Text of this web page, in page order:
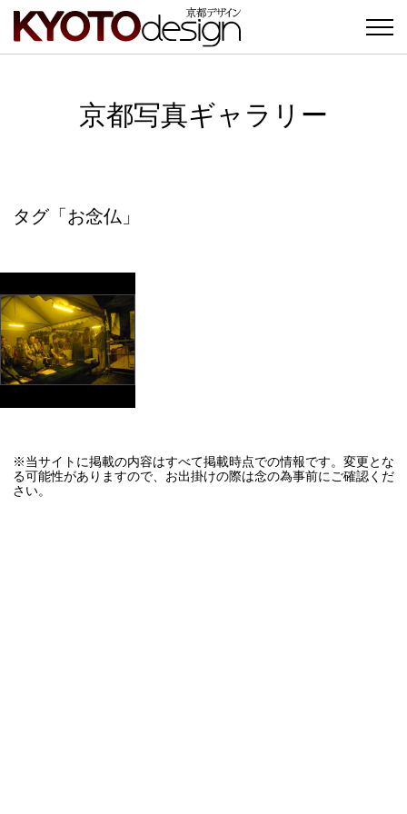
京都写真ギャラリー
タグ「お念仏」
※当サイトに掲載の内容はすべて掲載時点での情報です。変更とな
る可能性がありますので、お出掛けの際は念の為事前にご確認くだ
さい。